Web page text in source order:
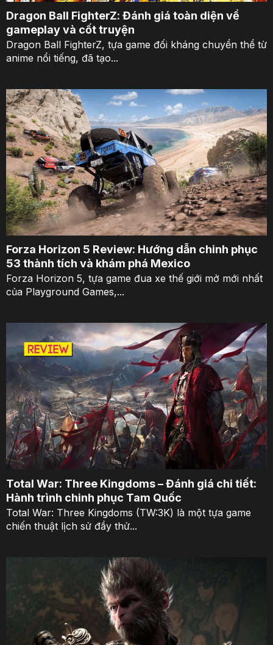
Dragon Ball FighterZ: Đánh giá toàn diện về
gameplay và cốt truyện
Dragon Ball FighterZ, tựa game đối kháng chuyển thể từ
anime nổi tiếng, đã tạo...
Forza Horizon 5 Review: Hướng dẫn chinh phục
53 thành tích và khám phá Mexico
Forza Horizon 5, tựa game đua xe thế giới mở mới nhất
của Playground Games,...
Total War: Three Kingdoms – Đánh giá chi tiết:
Hành trình chinh phục Tam Quốc
Total War: Three Kingdoms (TW:3K) là một tựa game
chiến thuật lịch sử đầy thử...